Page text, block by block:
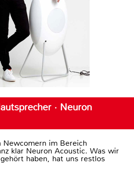
· Neuron
Newcomern im Bereich
klar Neuron Acoustic. Was wir
haben, hat uns restlos